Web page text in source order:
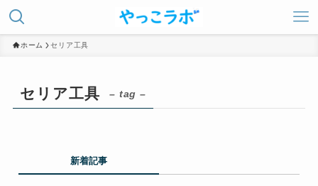
ホーム セリア工具
セリア工具 – tag –
新着記事